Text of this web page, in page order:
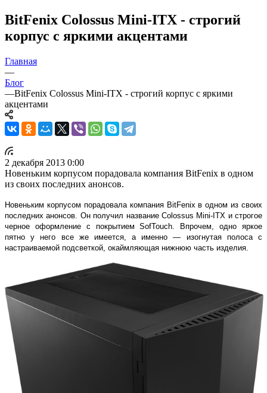
BitFenix Colossus Mini-ITX - строгий
корпус с яркими акцентами
Главная
—
Блог
—BitFenix Colossus Mini-ITX - строгий корпус с яркими
акцентами
2 декабря 2013 0:00
Новеньким корпусом порадовала компания BitFenix в одном
из своих последних анонсов.
Новеньким корпусом порадовала компания BitFenix в одном из своих
последних анонсов. Он получил название Colossus Mini-ITX и строгое
черное оформление с покрытием SofTouch. Впрочем, одно яркое
пятно у него все же имеется, а именно — изогнутая полоса с
настраиваемой подсветкой, окаймляющая нижнюю часть изделия.